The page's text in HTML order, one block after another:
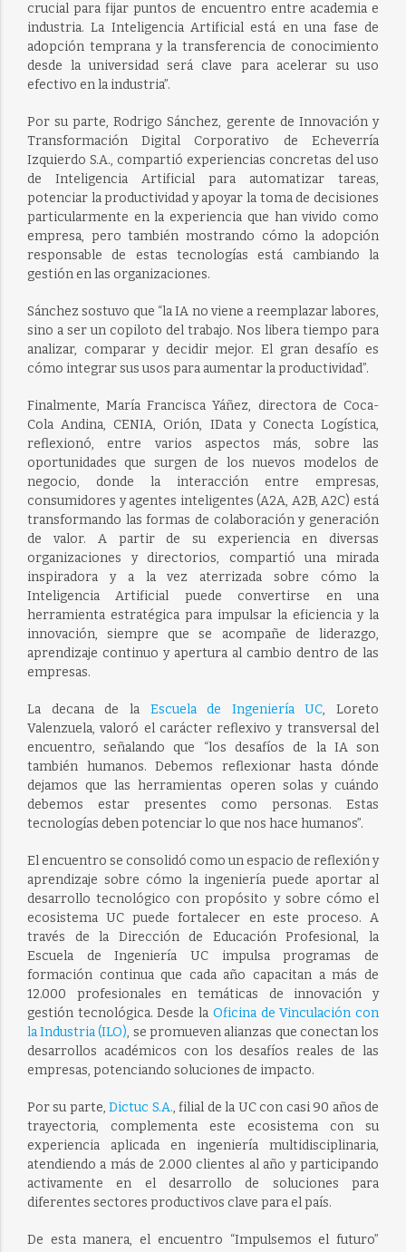
crucial para fijar puntos de encuentro entre academia e
industria. La Inteligencia Artificial está en una fase de
adopción temprana y la transferencia de conocimiento
desde la universidad será clave para acelerar su uso
efectivo en la industria”.
Por su parte, Rodrigo Sánchez, gerente de Innovación y
Transformación Digital Corporativo de Echeverría
Izquierdo S.A., compartió experiencias concretas del uso
de Inteligencia Artificial para automatizar tareas,
potenciar la productividad y apoyar la toma de decisiones
particularmente en la experiencia que han vivido como
empresa, pero también mostrando cómo la adopción
responsable de estas tecnologías está cambiando la
gestión en las organizaciones.
Sánchez sostuvo que “la IA no viene a reemplazar labores,
sino a ser un copiloto del trabajo. Nos libera tiempo para
analizar, comparar y decidir mejor. El gran desafío es
cómo integrar sus usos para aumentar la productividad”.
Finalmente, María Francisca Yáñez, directora de Coca-
Cola Andina, CENIA, Orión, IData y Conecta Logística,
reflexionó, entre varios aspectos más, sobre las
oportunidades que surgen de los nuevos modelos de
negocio, donde la interacción entre empresas,
consumidores y agentes inteligentes (A2A, A2B, A2C) está
transformando las formas de colaboración y generación
de valor. A partir de su experiencia en diversas
organizaciones y directorios, compartió una mirada
inspiradora y a la vez aterrizada sobre cómo la
Inteligencia Artificial puede convertirse en una
herramienta estratégica para impulsar la eficiencia y la
innovación, siempre que se acompañe de liderazgo,
aprendizaje continuo y apertura al cambio dentro de las
empresas.
La decana de la Escuela de Ingeniería UC, Loreto
Valenzuela, valoró el carácter reflexivo y transversal del
encuentro, señalando que “los desafíos de la IA son
también humanos. Debemos reflexionar hasta dónde
dejamos que las herramientas operen solas y cuándo
debemos estar presentes como personas. Estas
tecnologías deben potenciar lo que nos hace humanos”.
El encuentro se consolidó como un espacio de reflexión y
aprendizaje sobre cómo la ingeniería puede aportar al
desarrollo tecnológico con propósito y sobre cómo el
ecosistema UC puede fortalecer en este proceso. A
través de la Dirección de Educación Profesional, la
Escuela de Ingeniería UC impulsa programas de
formación continua que cada año capacitan a más de
12.000 profesionales en temáticas de innovación y
gestión tecnológica. Desde la Oficina de Vinculación con
la Industria (ILO), se promueven alianzas que conectan los
desarrollos académicos con los desafíos reales de las
empresas, potenciando soluciones de impacto.
Por su parte,Dictuc S.A., filial de la UC con casi 90 años de
trayectoria, complementa este ecosistema con su
experiencia aplicada en ingeniería multidisciplinaria,
atendiendo a más de 2.000 clientes al año y participando
activamente en el desarrollo de soluciones para
diferentes sectores productivos clave para el país.
De esta manera, el encuentro “Impulsemos el futuro”